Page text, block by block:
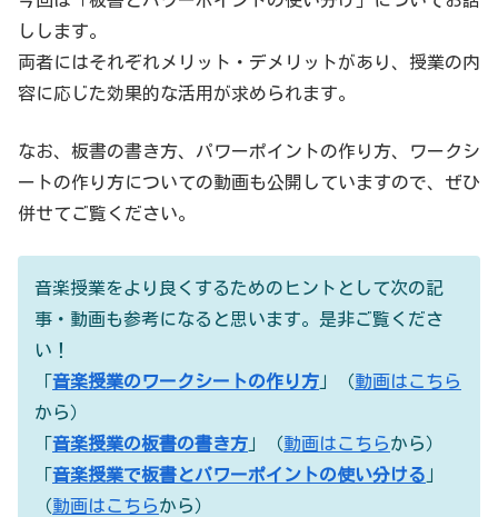
しします。
両者にはそれぞれメリット・デメリットがあり、授業の内
容に応じた効果的な活用が求められます。
なお、板書の書き方、パワーポイントの作り方、ワークシ
ートの作り方についての動画も公開していますので、ぜひ
併せてご覧ください。
音楽授業をより良くするためのヒントとして次の記
事・動画も参考になると思います。是非ご覧くださ
い！
「音楽授業のワークシートの作り方 」（動画はこちら
から）
「音楽授業の板書の書き方 」（動画はこちらから）
「音楽授業で板書とパワーポイントの使い分ける 」
（動画はこちらから）